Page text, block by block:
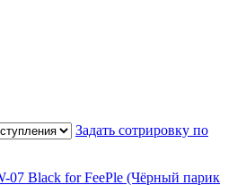
Задать сотрировку по